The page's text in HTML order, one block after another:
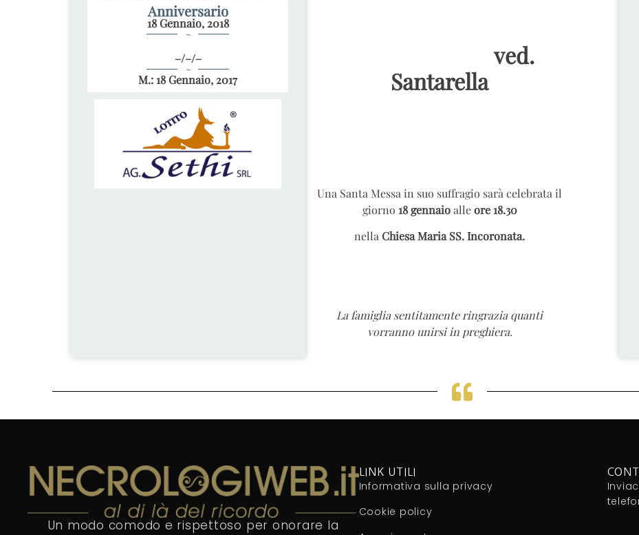
Anniversario
18 Gennaio, 2018
~
–/–/–
~
M.: 18 Gennaio, 2017
ved.
Santarella
Una Santa Messa in suo suffragio sarà celebrata il
giorno 18 gennaioalleore 18.30
nella Chiesa Maria SS. Incoronata.
La famiglia sentitamente ringrazia quanti
vorranno unirsi in preghiera.
Un modo comodo e rispettoso per onorare la
LINK UTILI
Informativa sulla privacy
Cookie policy